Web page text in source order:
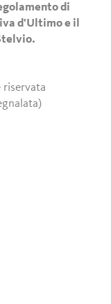
di
d'Ultimo e il
riservata